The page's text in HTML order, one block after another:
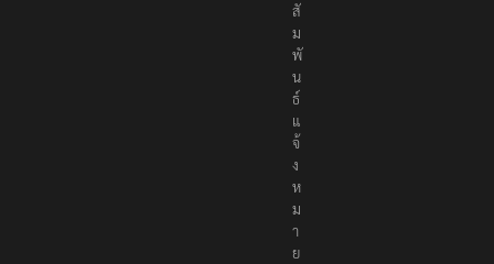
สั
ม
พั
น
ธ์
แ
จ้
ง
ห
ม
า
ย